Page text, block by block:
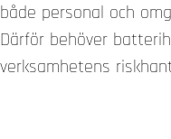
både personal och
Därför behöver
verksamhetens